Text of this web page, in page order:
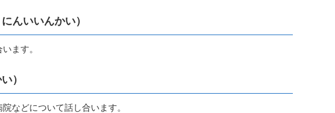
んいいんかい）
ます。
）
などについて話し合います。